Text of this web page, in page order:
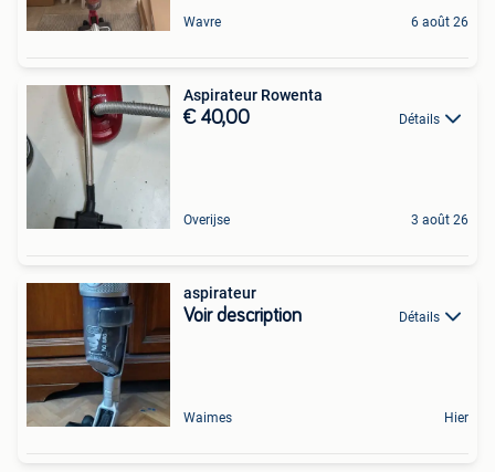
Wavre 6 août 26
Aspirateur Rowenta
€ 40,00 Détails
Overijse 3 août 26
aspirateur
Voir description Détails
Waimes Hier